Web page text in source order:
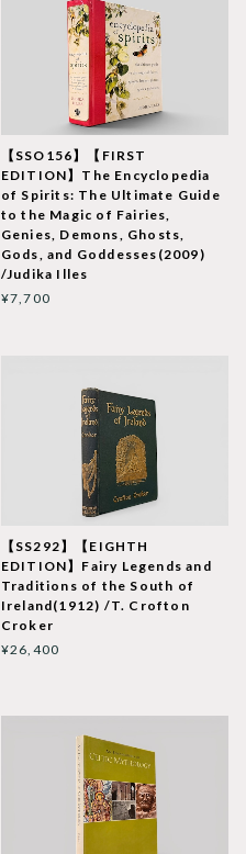
【SSO156】【FIRST
EDITION】The Encyclopedia
of Spirits: The Ultimate Guide
to the Magic of Fairies,
Genies, Demons, Ghosts,
Gods, and Goddesses(2009)
/Judika Illes
¥7,700
【SS292】【EIGHTH
EDITION】Fairy Legends and
Traditions of the South of
Ireland(1912) /T. Crofton
Croker
¥26,400